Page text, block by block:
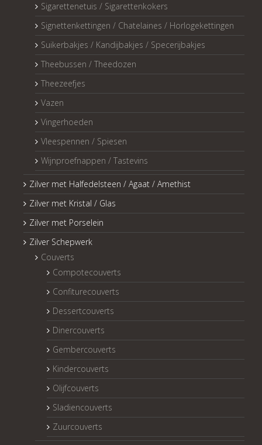
Sigarettenetuis / Sigarettenkokers
Signettenkettingen / Chatelaines / Horlogekettingen
Suikerbakjes / Kandijbakjes / Specerijbakjes
Theebussen / Theedozen
Theezeefjes
Vazen
Vingerhoeden
Vleespennen / Spiesen
Wijnproefnappen / Tastevins
Zilver met Halfedelsteen / Agaat / Amethist
Zilver met Kristal / Glas
Zilver met Porselein
Zilver Schepwerk
Couverts
Compotecouverts
Confiturecouverts
Dessertcouverts
Dinercouverts
Gembercouverts
Kindercouverts
Olijfcouverts
Sladiencouverts
Zuurcouverts